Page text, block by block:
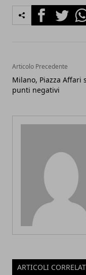
FacebookTwitter
Articolo Precedente
Milano, Piazza Affari
punti negativi
ARTICOLI